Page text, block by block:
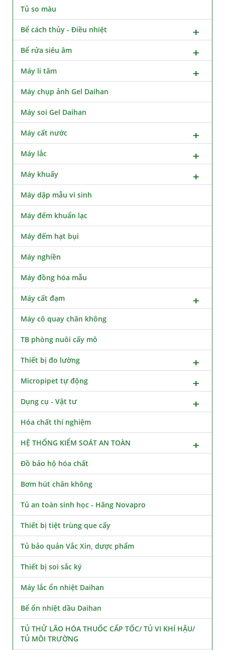
Tủ so màu
Bể cách thủy - Điều nhiệt
Bể rửa siêu âm
Máy li tâm
Máy chụp ảnh Gel Daihan
Máy soi Gel Daihan
Máy cất nước
Máy lắc
Máy khuấy
Máy dập mẫu vi sinh
Máy đếm khuẩn lạc
Máy đếm hạt bụi
Máy nghiền
Máy đồng hóa mẫu
Máy cất đạm
Máy cô quay chân không
TB phòng nuôi cấy mô
Thiết bị đo lường
Micropipet tự động
Dụng cụ - Vật tư
Hóa chất thí nghiệm
HỆ THỐNG KIỂM SOÁT AN TOÀN
Đồ bảo hộ hóa chất
Bơm hút chân không
Tủ an toàn sinh học - Hãng Novapro
Thiết bị tiệt trùng que cấy
Tủ bảo quản Vắc Xin, dược phẩm
Thiết bị soi sắc ký
Máy lắc ổn nhiệt Daihan
Bể ổn nhiệt dầu Daihan
TỦ THỬ LÃO HÓA THUỐC CẤP TỐC/ TỦ VI KHÍ HẬU/
TỦ MÔI TRƯỜNG